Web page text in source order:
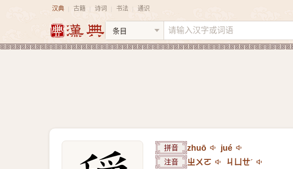
汉典 古籍 诗词 书法 通识
拼音 zhuō jué
注音 ㄓㄨㄛ ㄐㄩㄝˊ